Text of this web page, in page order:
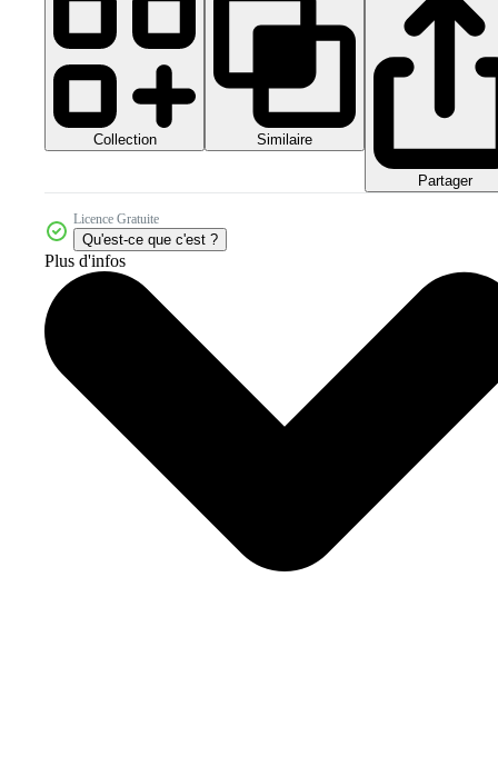
Collection Similaire
Partager
Licence Gratuite
Qu'est-ce que c'est ?
Plus d'infos